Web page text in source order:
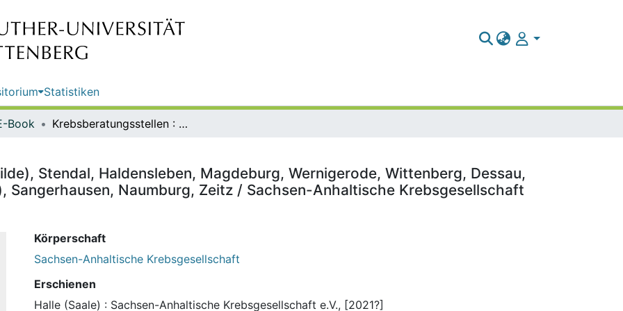
Statistiken
Book Krebsberatungsstellen : Kalbe (Milde), Stendal, Haldensleben, Magdeburg, Wernigerode, Wittenberg, Dessau, Bernburg, Bitterfeld, Halle (Saale), Sangerhausen, Naumburg, Zeitz / Sachsen-Anhaltische Krebsgesellschaft e.V.
Stendal, Haldensleben, Magdeburg, Wernigerode, Wittenberg, Dessau,
Sangerhausen, Naumburg, Zeitz / Sachsen-Anhaltische Krebsgesellschaft
Körperschaft
Sachsen-Anhaltische Krebsgesellschaft
Erschienen
Halle (Saale) : Sachsen-Anhaltische Krebsgesellschaft e.V., [2021?]